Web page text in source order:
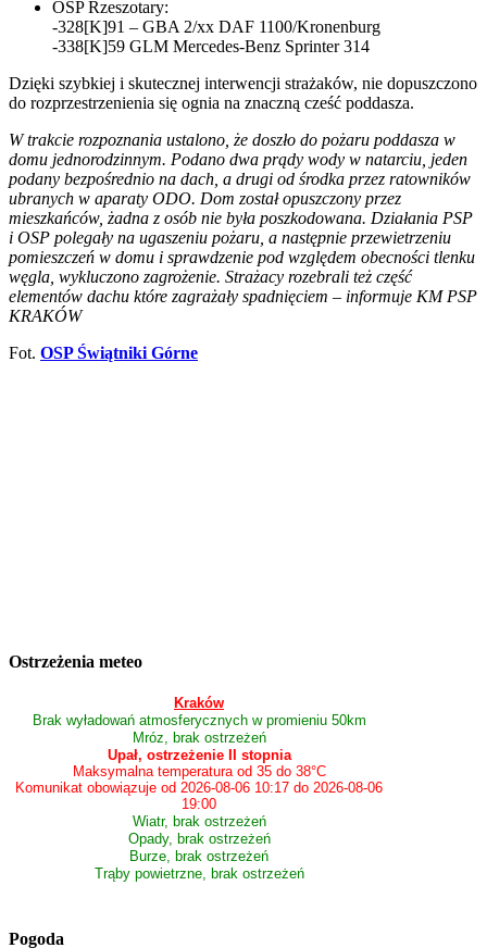
OSP Rzeszotary:
-328[K]91 – GBA 2/xx DAF 1100/Kronenburg
-338[K]59 GLM Mercedes-Benz Sprinter 314
Dzięki szybkiej i skutecznej interwencji strażaków, nie dopuszczono
do rozprzestrzenienia się ognia na znaczną cześć poddasza.
W trakcie rozpoznania ustalono, że doszło do pożaru poddasza w
domu jednorodzinnym. Podano dwa prądy wody w natarciu, jeden
podany bezpośrednio na dach, a drugi od środka przez ratowników
ubranych w aparaty ODO. Dom został opuszczony przez
mieszkańców, żadna z osób nie była poszkodowana. Działania PSP
i OSP polegały na ugaszeniu pożaru, a następnie przewietrzeniu
pomieszczeń w domu i sprawdzenie pod względem obecności tlenku
węgla, wykluczono zagrożenie. Strażacy rozebrali też część
elementów dachu które zagrażały spadnięciem – informuje KM PSP
KRAKÓW
Fot. OSP Świątniki Górne
Ostrzeżenia meteo
Kraków
Brak wyładowań atmosferycznych w promieniu 50km
Mróz, brak ostrzeżeń
Upał, ostrzeżenie II stopnia
Maksymalna temperatura od 35 do 38°C
Komunikat obowiązuje od 2026-08-06 10:17 do 2026-08-06
19:00
Wiatr, brak ostrzeżeń
Opady, brak ostrzeżeń
Burze, brak ostrzeżeń
Trąby powietrzne, brak ostrzeżeń
Pogoda